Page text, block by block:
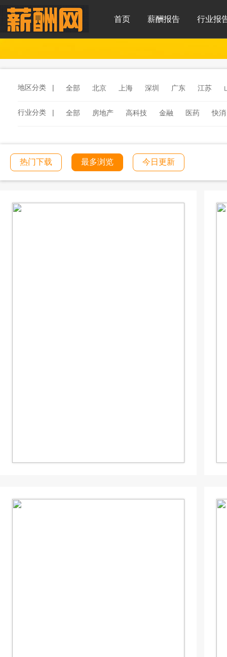
首页 薪酬报告 行业报
地区分类 | 全部 北京 上海 深圳 广东 江苏
行业分类 | 全部 房地产 高科技 金融 医药
快消
工程建筑
文化传媒 学校教育 医院医疗
热门下载 最多浏览 今日更新